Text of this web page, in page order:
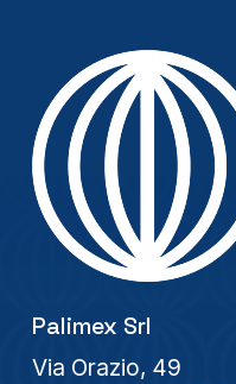
Palimex Srl
Via Orazio, 49